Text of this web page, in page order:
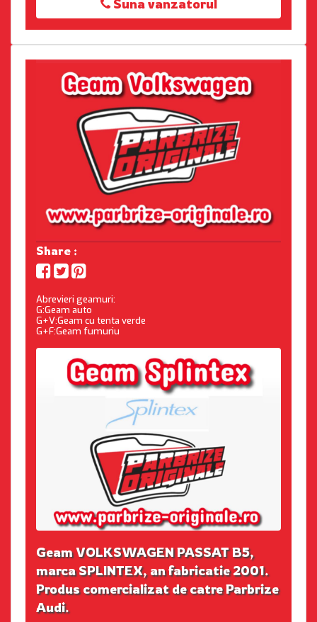
Suna vanzatorul
Share :
Abrevieri geamuri:
G:Geam auto
G+V:Geam cu tenta verde
G+F:Geam fumuriu
Geam VOLKSWAGEN PASSAT B5,
marca SPLINTEX, an fabricatie 2001.
Produs comercializat de catre Parbrize
Audi.